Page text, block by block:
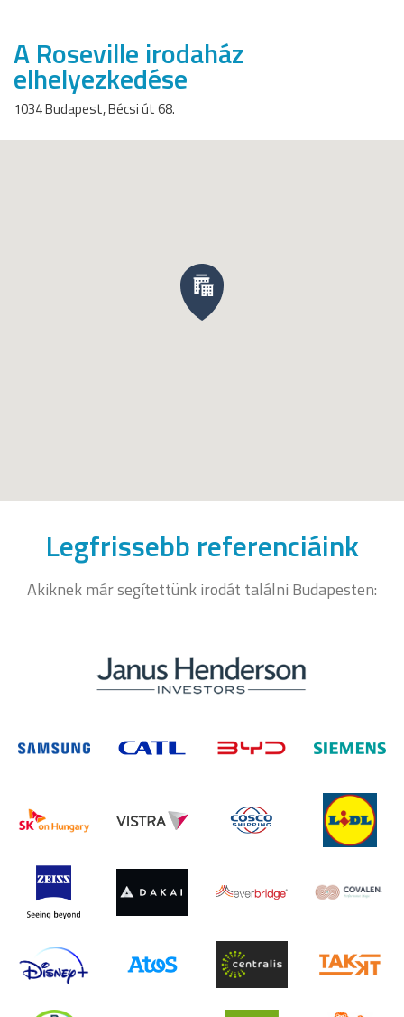
A Roseville irodaház
elhelyezkedése
1034 Budapest, Bécsi út 68.
Legfrissebb referenciáink
Akiknek már segítettünk irodát találni Budapesten: